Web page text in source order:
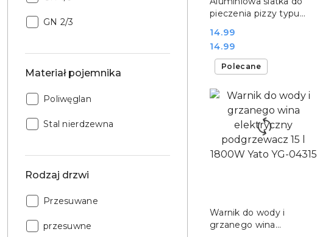
Rodzaj
GN 2/3
Materiał pojemnika
Materiał
Poliwęglan
Materiał
Stal nierdzewna
Rodzaj drzwi
Rodzaj
Przesuwane
Rodzaj
przesuwne
pieczenia pizzy typu
Yato YG-02032
Cena:
14.99
Cena:
14.99
Warnik do wody i
grzanego wina
Polecane
DO KOSZYKA